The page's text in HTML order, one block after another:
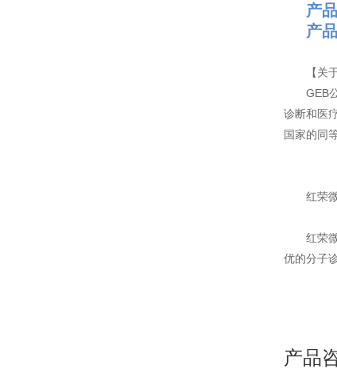
产
产
【关
GEB
诊断和医
国家的同
红荣
红荣
优的分子
产品